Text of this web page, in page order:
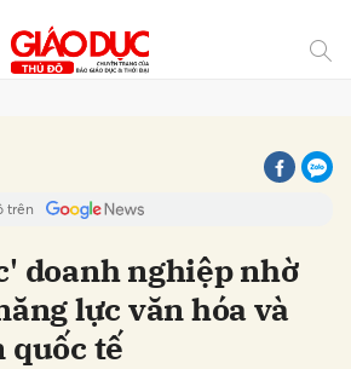
trên
doanh nghiệp nhờ
lực văn hóa và
tế